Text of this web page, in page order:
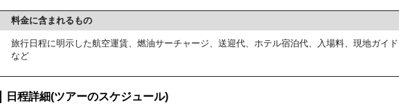
料金に含まれるもの
旅行日程に明示した航空運賃、燃油サーチャージ、送迎代、ホテル宿泊代、入場料、現地ガイ
など
日程詳細(ツアーのスケジュール)